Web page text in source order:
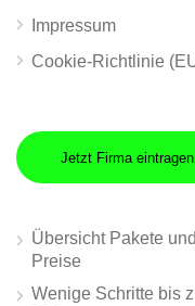
Impressum
Cookie-Richtlinie
Jetzt Firma eintragen
Übersicht Pakete und
Preise
Wenige Schritte bis